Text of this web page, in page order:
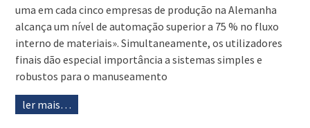
uma em cada cinco empresas de produção na Alemanha
alcança um nível de automação superior a 75 % no fluxo
interno de materiais». Simultaneamente, os utilizadores
finais dão especial importância a sistemas simples e
robustos para o manuseamento
ler mais…